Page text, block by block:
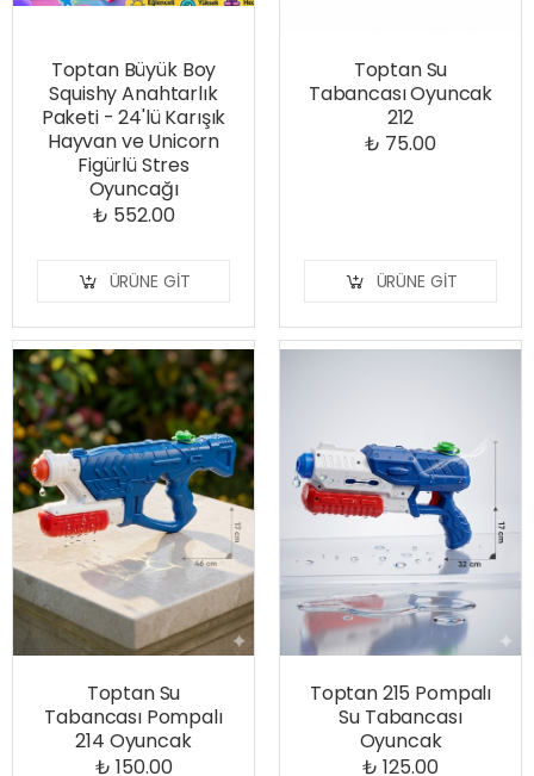
Toptan Büyük Boy
Squishy Anahtarlık
Paketi - 24'lü Karışık
Hayvan ve Unicorn
Figürlü Stres
Oyuncağı
₺ 552.00
ÜRÜNE GIT
Toptan Su
Tabancası Oyuncak
212
₺ 75.00
ÜRÜNE GIT
Toptan Su
Tabancası Pompalı
214 Oyuncak
₺ 150.00
Toptan 215 Pompalı
Su Tabancası
Oyuncak
₺ 125.00